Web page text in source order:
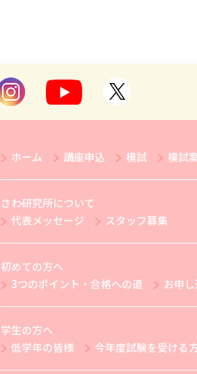
ホーム 講座申込 模試 模試
さわ研究所について
代表メッセージ
スタッフ募集
初めての方へ
3つのポイント・合格への道
お申
学生の方へ
低学年の皆様
今年度試験を受ける